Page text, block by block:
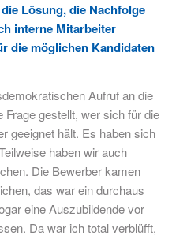
Lösung, die Nachfolge
interne Mitarbeiter
die möglichen Kandidaten
Aufruf an die
Frage gestellt, wer sich für die
geeignet hält. Es haben sich
haben wir auch
Die Bewerber kamen
das war ein durchaus
eine Auszubildende vor
Da war ich total verblüfft,